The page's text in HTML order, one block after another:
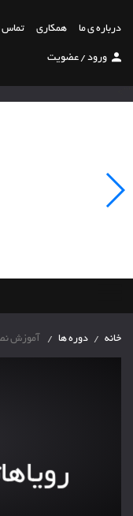
درباره ی ما همکاری تماس
ورود /عضویت
خانه دوره ها آموزش
گروه